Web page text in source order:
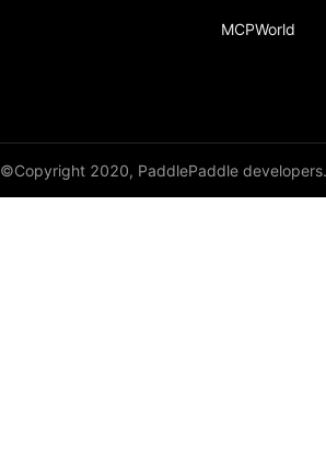
MCPWorld
©Copyright 2020, PaddlePaddle developers.